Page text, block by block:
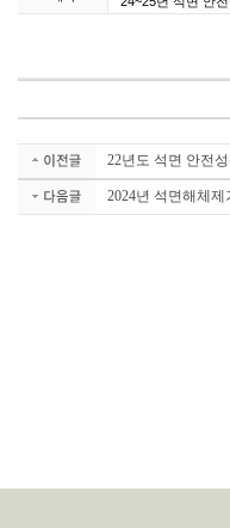
22년도 석면 안전
2024년 석면해체